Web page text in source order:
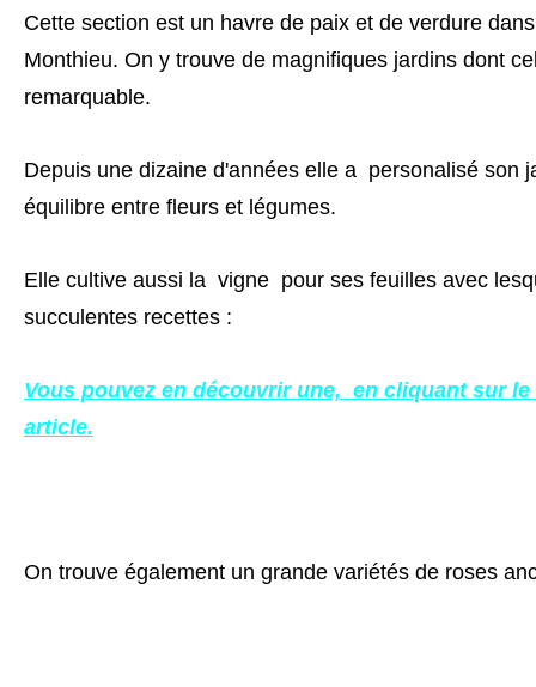
Cette section est un havre de paix et de verdure
Monthieu. On y trouve de magnifiques jardins dont
remarquable.
Depuis une dizaine d'années elle a personalisé son
équilibre entre fleurs et légumes.
Elle cultive aussi la vigne pour ses feuilles avec
succulentes recettes :
Vous pouvez en découvrir une, en cliquant sur
article.
On trouve également un grande variétés de roses